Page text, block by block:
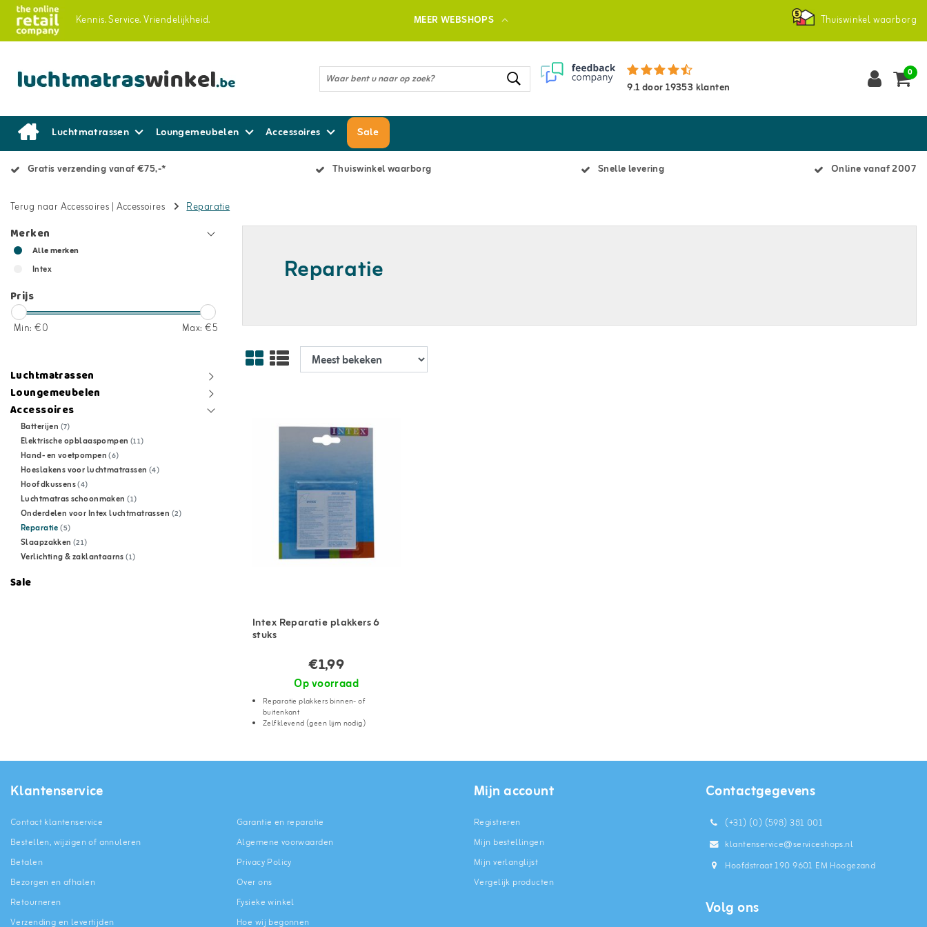
Kennis.Service.Vriendelijkheid. MEER WEBSHOPS Thuiswinkel waarborg
9.1door19353 klanten
0
Luchtmatrassen Loungemeubelen Accessoires Sale
Gratis verzending vanaf €75,-* Thuiswinkel waarborg Snelle levering Online vanaf 2007
Terug naar Accessoires | Accessoires Reparatie
Merken
Alle merken
Intex
Prijs
Min: €0 Max: €5
Luchtmatrassen
Loungemeubelen
Accessoires
Batterijen (7)
Elektrische opblaaspompen (11)
Hand- en voetpompen(6)
Hoeslakens voor luchtmatrassen(4)
Hoofdkussens(4)
Luchtmatras schoonmaken(1)
Onderdelen voor Intex luchtmatrassen (2)
Reparatie(5)
Slaapzakken(21)
Verlichting & zaklantaarns(1)
Sale
Reparatie
Intex Reparatie plakkers 6
stuks
€1,99
Op voorraad
Reparatie plakkers binnen- of
buitenkant
Zelfklevend (geen lijm nodig)
Klantenservice
Contact klantenservice
Bestellen, wijzigen of annuleren
Betalen
Bezorgen en afhalen
Retourneren
Verzending en levertijden
Garantie en reparatie
Algemene voorwaarden
Privacy Policy
Over ons
Fysieke winkel
Hoe wij begonnen
Mijn account
Registreren
Mijn bestellingen
Mijn verlanglijst
Vergelijk producten
Contactgegevens
(+31) (0) (598) 381 001
klantenservice@serviceshops.nl
Hoofdstraat 190 9601 EM Hoogezand
Volg ons